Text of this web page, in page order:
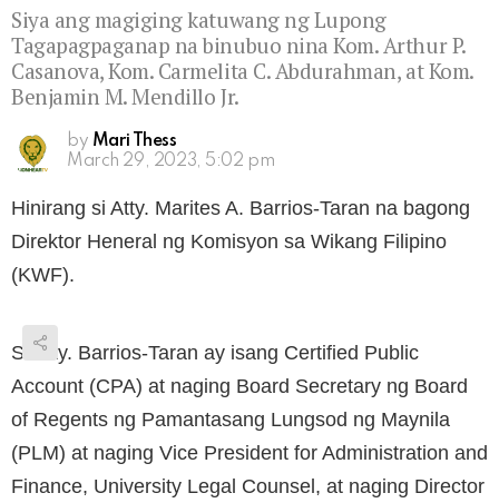
Siya ang magiging katuwang ng Lupong
Tagapagpaganap na binubuo nina Kom. Arthur P.
Casanova, Kom. Carmelita C. Abdurahman, at Kom.
Benjamin M. Mendillo Jr.
by Mari Thess
March 29, 2023, 5:02 pm
Hinirang si Atty. Marites A. Barrios-Taran na bagong
Direktor Heneral ng Komisyon sa Wikang Filipino
(KWF).
Si Atty. Barrios-Taran ay isang Certified Public
Account (CPA) at naging Board Secretary ng Board
of Regents ng Pamantasang Lungsod ng Maynila
(PLM) at naging Vice President for Administration and
Finance, University Legal Counsel, at naging Director